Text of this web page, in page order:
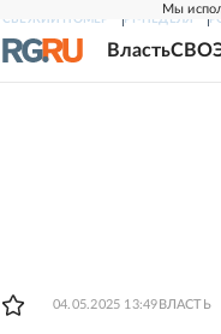
Мы
СВЕЖИЙ НОМЕР РГ-НЕДЕЛЯ
ВластьСВО
04.05.2025 13:49 ВЛАСТЬ